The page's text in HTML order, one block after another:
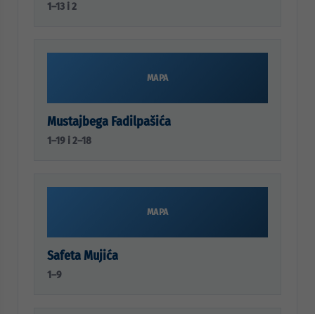
1–13 i 2
MAPA
Mustajbega Fadilpašića
1–19 i 2–18
MAPA
Safeta Mujića
1–9